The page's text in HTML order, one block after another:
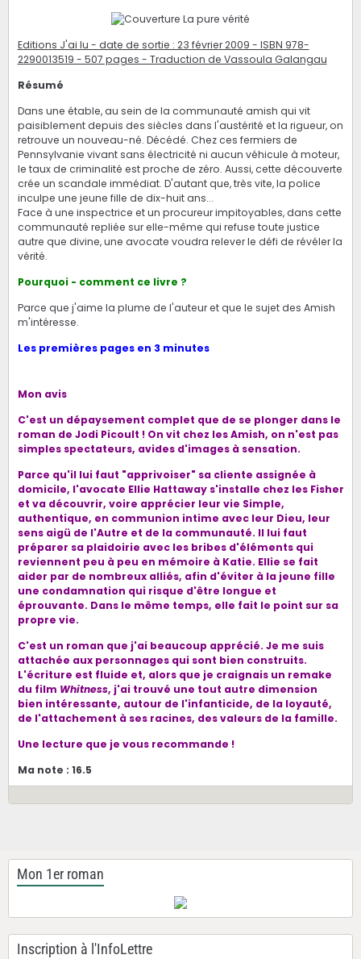
Editions J'ai lu - date de sortie : 23 février 2009 - ISBN 978-
2290013519 - 507 pages - Traduction de Vassoula Galangau
Résumé
Dans une étable, au sein de la communauté amish qui vit
paisiblement depuis des siècles dans l'austérité et la rigueur, on
retrouve un nouveau-né. Décédé. Chez ces fermiers de
Pennsylvanie vivant sans électricité ni aucun véhicule à moteur,
le taux de criminalité est proche de zéro. Aussi, cette découverte
crée un scandale immédiat. D'autant que, très vite, la police
inculpe une jeune fille de dix-huit ans...
Face à une inspectrice et un procureur impitoyables, dans cette
communauté repliée sur elle-même qui refuse toute justice
autre que divine, une avocate voudra relever le défi de révéler la
vérité.
Pourquoi - comment ce livre ?
Parce que j'aime la plume de l'auteur et que le sujet des Amish
m'intéresse.
Les premières pages en 3 minutes
Mon avis
C'est un dépaysement complet que de se plonger dans le
roman de Jodi Picoult ! On vit chez les Amish, on n'est pas
simples spectateurs, avides d'images à sensation.
Parce qu'il lui faut "apprivoiser" sa cliente assignée à
domicile, l'avocate Ellie Hattaway s'installe chez les Fisher
et va découvrir, voire apprécier leur vie Simple,
authentique, en communion intime avec leur Dieu, leur
sens aigü de l'Autre et de la communauté. Il lui faut
préparer sa plaidoirie avec les bribes d'éléments qui
reviennent peu à peu en mémoire à Katie. Ellie se fait
aider par de nombreux alliés, afin d'éviter à la jeune fille
une condamnation qui risque d'être longue et
éprouvante. Dans le même temps, elle fait le point sur sa
propre vie.
C'est un roman que j'ai beaucoup apprécié. Je me suis
attachée aux personnages qui sont bien construits.
L'écriture est fluide et, alors que je craignais un remake
du film Whitness, j'ai trouvé une tout autre dimension
bien intéressante, autour de l'infanticide, de la loyauté,
de l'attachement à ses racines, des valeurs de la famille.
Une lecture que je vous recommande !
Ma note : 16.5
Mon 1er roman
Inscription à l'InfoLettre